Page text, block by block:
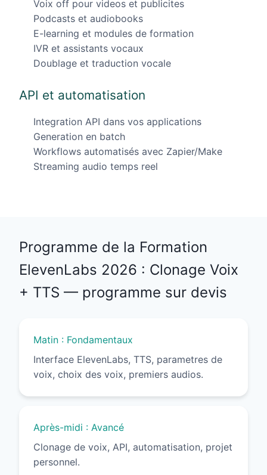
Voix off pour videos et publicites
Podcasts et audiobooks
E-learning et modules de formation
IVR et assistants vocaux
Doublage et traduction vocale
API et automatisation
Integration API dans vos applications
Generation en batch
Workflows automatisés avec Zapier/Make
Streaming audio temps reel
Programme de la Formation
ElevenLabs 2026 : Clonage Voix
+ TTS — programme sur devis
Matin : Fondamentaux
Interface ElevenLabs, TTS, parametres de
voix, choix des voix, premiers audios.
Après-midi : Avancé
Clonage de voix, API, automatisation, projet
personnel.